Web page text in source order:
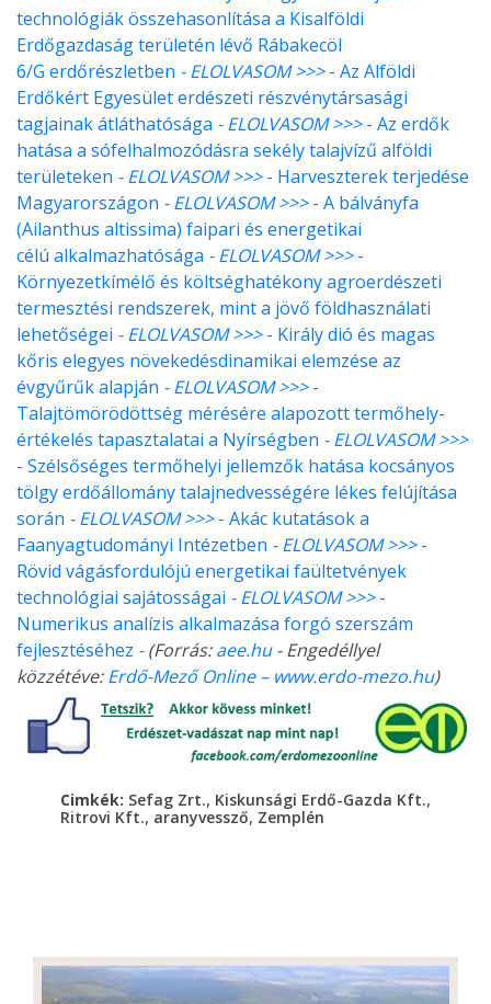
technológiák összehasonlítása a Kisalföldi
Erdőgazdaság területén lévő Rábakecöl
6/G erdőrészletben - ELOLVASOM >>> - Az Alföldi
Erdőkért Egyesület erdészeti részvénytársasági
tagjainak átláthatósága - ELOLVASOM >>> - Az erdők
hatása a sófelhalmozódásra sekély talajvízű alföldi
területeken - ELOLVASOM >>> - Harveszterek terjedése
Magyarországon - ELOLVASOM >>> - A bálványfa
(Ailanthus altissima) faipari és energetikai
célú alkalmazhatósága - ELOLVASOM >>> -
Környezetkímélő és költséghatékony agroerdészeti
termesztési rendszerek, mint a jövő földhasználati
lehetőségei - ELOLVASOM >>> - Király dió és magas
kőris elegyes növekedésdinamikai elemzése az
évgyűrűk alapján - ELOLVASOM >>> -
Talajtömörödöttség mérésére alapozott termőhely-
értékelés tapasztalatai a Nyírségben - ELOLVASOM >>>
- Szélsőséges termőhelyi jellemzők hatása kocsányos
tölgy erdőállomány talajnedvességére lékes felújítása
során - ELOLVASOM >>> - Akác kutatások a
Faanyagtudományi Intézetben - ELOLVASOM >>> -
Rövid vágásfordulójú energetikai faültetvények
technológiai sajátosságai - ELOLVASOM >>> -
Numerikus analízis alkalmazása forgó szerszám
fejlesztéséhez - (Forrás:aee.hu- Engedéllyel
közzétéve:Erdő-Mező Online – www.erdo-mezo.hu)
Cimkék: Sefag Zrt., Kiskunsági Erdő-Gazda Kft.,
Ritrovi Kft., aranyvessző, Zemplén